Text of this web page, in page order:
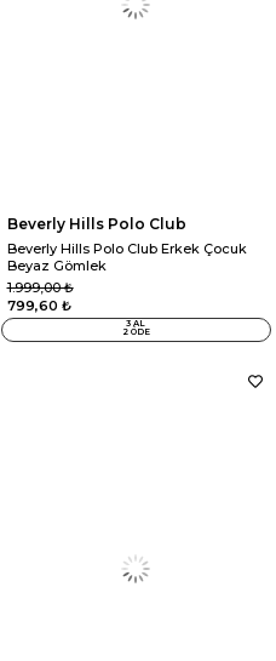
Beverly Hills Polo Club
Beverly Hills Polo Club Erkek Çocuk
Beyaz Gömlek
799,60 ₺
1.999,00 ₺
3 AL
2 ÖDE